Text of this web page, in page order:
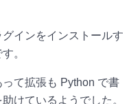
インをインストールす
。
て拡張も Python で書
けているようでした。